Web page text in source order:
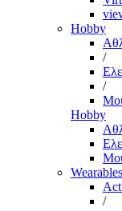
Hobby
/
/
Hobby
Wearables
/